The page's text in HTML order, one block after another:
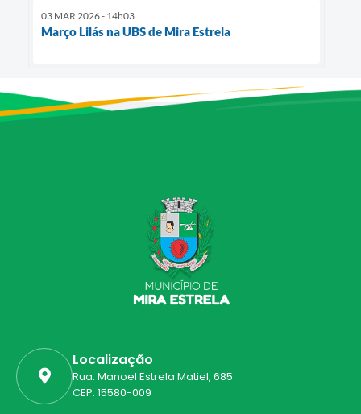
03 MAR 2026 - 14h03
Março Lilás na UBS de Mira Estrela
Localização
Rua. Manoel Estrela Matiel, 685
CEP: 15580-009